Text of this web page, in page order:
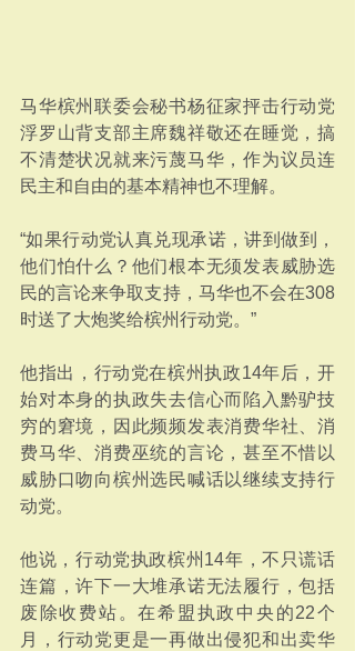
马华槟州联委会秘书杨征家抨击行动党
浮罗山背支部主席魏祥敬还在睡觉，搞
不清楚状况就来污蔑马华，作为议员连
民主和自由的基本精神也不理解。
“如果行动党认真兑现承诺，讲到做到，
他们怕什么？他们根本无须发表威胁选
民的言论来争取支持，马华也不会在308
时送了大炮奖给槟州行动党。”
他指出，行动党在槟州执政14年后，开
始对本身的执政失去信心而陷入黔驴技
穷的窘境，因此频频发表消费华社、消
费马华、消费巫统的言论，甚至不惜以
威胁口吻向槟州选民喊话以继续支持行
动党。
他说，行动党执政槟州14年，不只谎话
连篇，许下一大堆承诺无法履行，包括
废除收费站。在希盟执政中央的22个
月，行动党更是一再做出侵犯和出卖华